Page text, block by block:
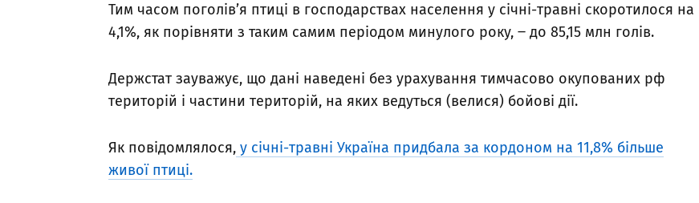
Тим часом поголів’я птиці в господарствах населення у січні-травні скоротилося на
4,1%, як порівняти з таким самим періодом минулого року, ‒ до 85,15 млн голів.
Держстат зауважує, що дані наведені без урахування тимчасово окупованих рф
територій і частини територій, на яких ведуться (велися) бойові дії.
Як повідомлялося, у січні-травні Україна придбала за кордоном на 11,8% більше
живої птиці.